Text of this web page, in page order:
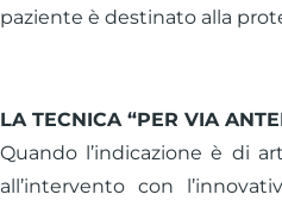
paziente è destinato alla
LA TECNICA “PER VIA
Quando l’indicazione è di
all’intervento con